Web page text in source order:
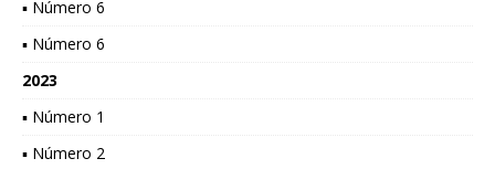
▪ Número 6
▪ Número 6
2023
▪ Número 1
▪ Número 2